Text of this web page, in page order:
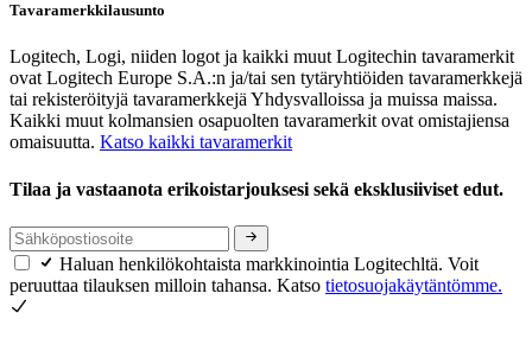
Tavaramerkkilausunto
Logitech, Logi, niiden logot ja kaikki muut Logitechin tavaramerkit
ovat Logitech Europe S.A.:n ja/tai sen tytäryhtiöiden tavaramerkkejä
tai rekisteröityjä tavaramerkkejä Yhdysvalloissa ja muissa maissa.
Kaikki muut kolmansien osapuolten tavaramerkit ovat omistajiensa
omaisuutta. Katso kaikki tavaramerkit
Tilaa ja vastaanota erikoistarjouksesi sekä eksklusiiviset edut.
Haluan henkilökohtaista markkinointia Logitechltä. Voit
peruuttaa tilauksen milloin tahansa. Katso tietosuojakäytäntömme.